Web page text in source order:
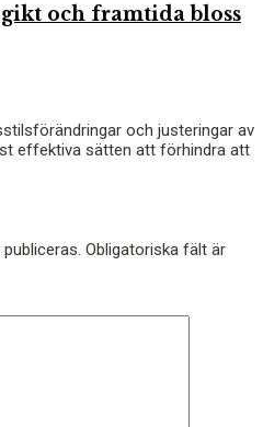
och framtida bloss
och justeringar av
effektiva sätten att förhindra att
Obligatoriska fält är